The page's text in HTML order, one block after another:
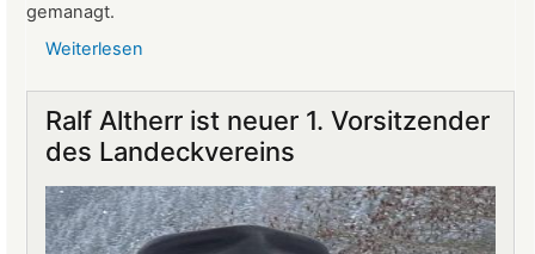
gemanagt.
Weiterlesen
Burg
Landeck:
Jürgen
Stern
neuer
Ralf Altherr ist neuer 1. Vorsitzender
des Landeckvereins